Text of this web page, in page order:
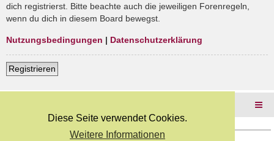
Diese Seite verwendet Cookies.
Weitere Informationen
dich registrierst. Bitte beachte auch die jeweiligen Forenregeln,
wenn du dich in diesem Board bewegst.
Nutzungsbedingungen | Datenschutzerklärung
Registrieren